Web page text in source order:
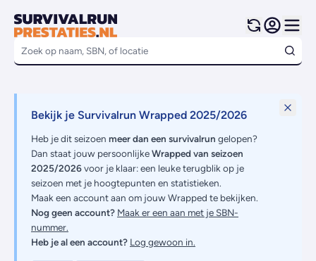
Bekijk je Survivalrun Wrapped 2025/2026
Heb je dit seizoen meer dan een survivalrun gelopen?
Dan staat jouw persoonlijkeWrapped van seizoen
2025/2026voor je klaar: een leuke terugblik op je
seizoen met je hoogtepunten en statistieken.
Maak een account aan om jouw Wrapped te bekijken.
Nog geen account? Maak er een aan met je SBN-
nummer.
Heb je al een account? Log gewoon in.